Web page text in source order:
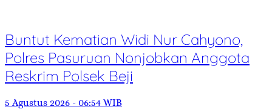
Buntut Kematian Widi Nur Cahyono,
Polres Pasuruan Nonjobkan Anggota
Reskrim Polsek Beji
5 Agustus 2026 - 06:54 WIB